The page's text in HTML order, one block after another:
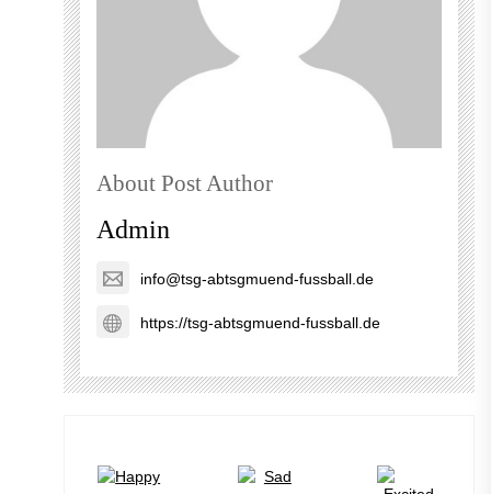
About Post Author
Admin
info@tsg-abtsgmuend-fussball.de
https://tsg-abtsgmuend-fussball.de